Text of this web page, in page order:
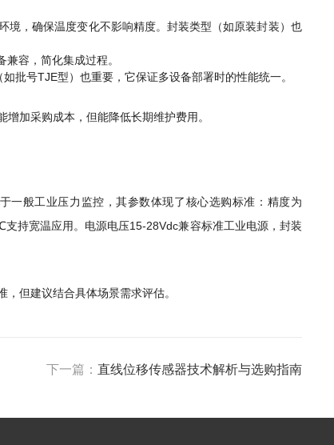
，确保温度变化不影响精度。封装类型（如原装封装）也
容，简化集成过程。
批号TJE型）也重要，它保证多设备部署时的性能统一。
加采购成本，但能降低长期维护费用。
一般工业压力监控，其参数体现了核心选购标准：精度为
持宽温应用。电源电压15-28Vdc兼容标准工业电源，封装
但建议结合具体场景需求评估。
下一篇： 直线位移传感器技术解析与选购指南